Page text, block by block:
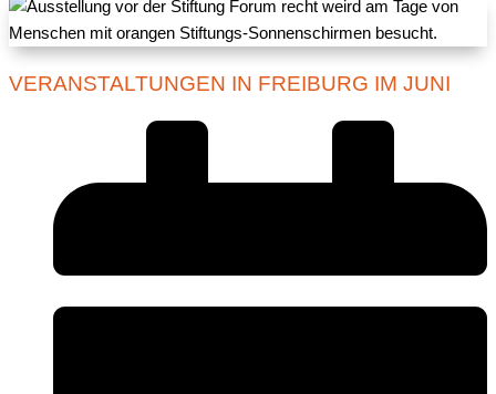
VERANSTALTUNGEN IN FREIBURG IM JUNI